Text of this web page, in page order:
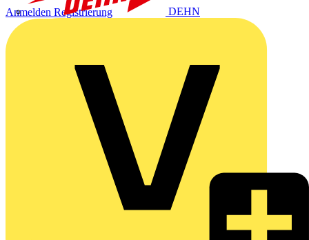
DEHN
Anmelden Registrierung